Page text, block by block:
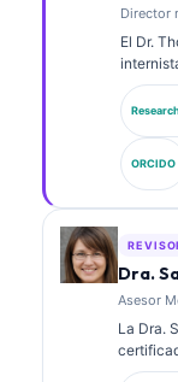
Director
El Dr.
años
análisis
(Chief
red
temas
ORCIDO
Dra.
Asesor
La Dra.